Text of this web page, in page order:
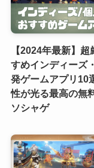
【2024年最新】超
すめインディーズ
発ゲームアプリ10
性が光る最高の無
ソシャゲ